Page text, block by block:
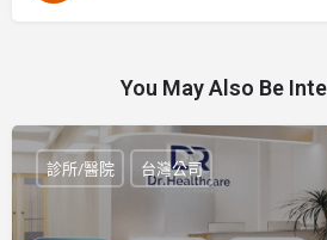
You May Also Be
診所/醫院 台灣公司